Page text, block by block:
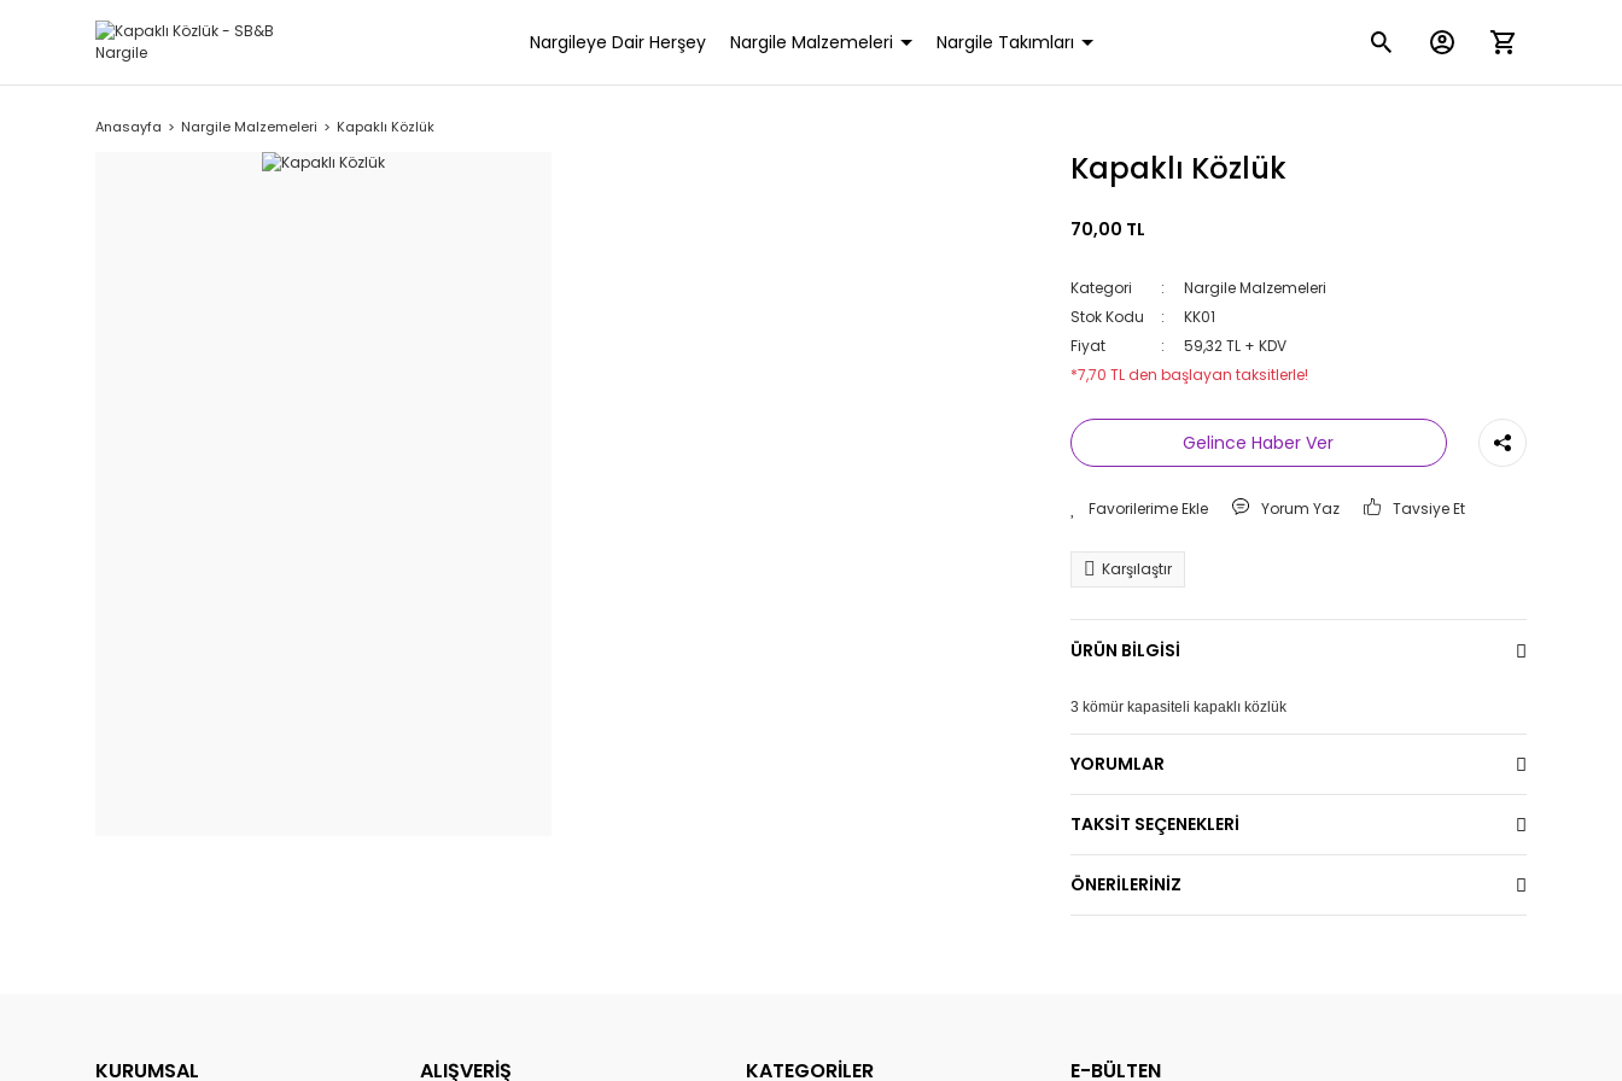
Nargileye Dair Herşey Nargile Malzemeleri Nargile Takımları
Anasayfa Nargile Malzemeleri Kapaklı Közlük
Kapaklı Közlük
70,00 TL
Kategori
Nargile Malzemeleri
Stok Kodu
KK01
Fiyat
59,32 TL + KDV
*7,70 TL den başlayan taksitlerle!
Gelince Haber Ver
Yorum Yaz Tavsiye Et
Karşılaştır
ÜRÜN BİLGİSİ
3 kömür kapasiteli kapaklı közlük
YORUMLAR
TAKSİT SEÇENEKLERİ
ÖNERİLERİNİZ
KURUMSAL ALIŞVERİŞ KATEGORİLER E-BÜLTEN